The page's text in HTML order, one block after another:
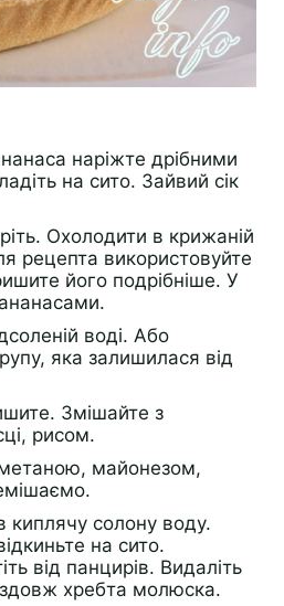
наріжте дрібними
на сито. Зайвий сік
Охолодити в крижаній
рецепта використовуйте
його подрібніше. У
воді. Або
яка залишилася від
Змішайте з
рисом.
майонезом,
киплячу солону воду.
на сито.
від панцирів. Видаліть
хребта молюска.